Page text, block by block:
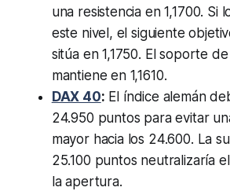
una resistencia en 1,1700. Si
este nivel, el siguiente
sitúa en 1,1750. El soporte
mantiene en 1,1610.
DAX 40: El índice alemán
24.950 puntos para evitar
mayor hacia los 24.600. La
25.100 puntos neutralizaría
la apertura.